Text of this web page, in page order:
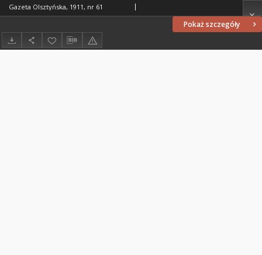
Pokaż szczegóły
Gazeta Olsztyńska, 1911, nr 61